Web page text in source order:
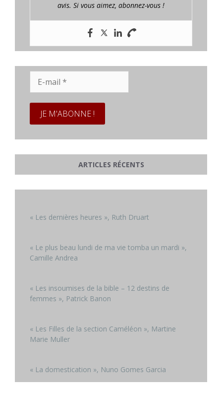
avis. Si vous aimez, abonnez-vous !
mail
ARTICLES RÉCENTS
« Les dernières heures », Ruth Druart
« Le plus beau lundi de ma vie tomba un mardi »,
Camille Andrea
« Les insoumises de la bible – 12 destins de
femmes », Patrick Banon
« Les Filles de la section Caméléon », Martine
Marie Muller
« La domestication », Nuno Gomes Garcia